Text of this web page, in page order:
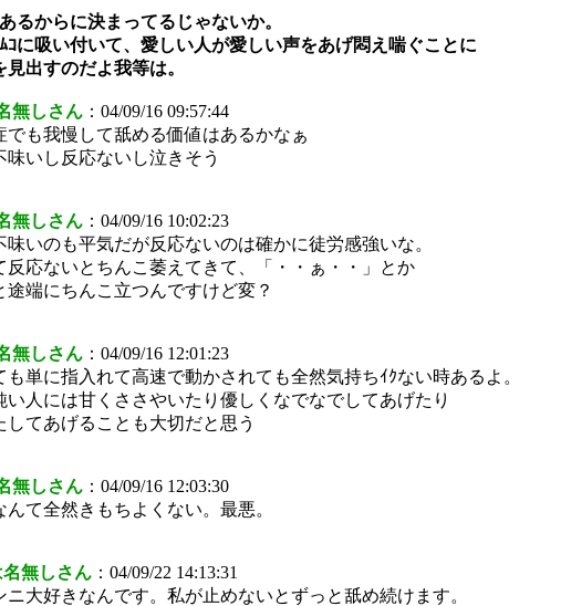
るからに決まってるじゃないか。
ｺに吸い付いて、愛しい人が愛しい声をあげ悶え喘ぐことに
出すのだよ我等は。
無しさん ：04/09/16 09:57:44
でも我慢して舐める価値はあるかなぁ
味いし反応ないし泣きそう
無しさん ：04/09/16 10:02:23
味いのも平気だが反応ないのは確かに徒労感強いな。
反応ないとちんこ萎えてきて、「・・ぁ・・」とか
途端にちんこ立つんですけど変？
無しさん ：04/09/16 12:01:23
も単に指入れて高速で動かされても全然気持ちｲｸない時あるよ。
い人には甘くささやいたり優しくなでなでしてあげたり
してあげることも大切だと思う
無しさん ：04/09/16 12:03:30
て全然きもちよくない。最悪。
無しさん ：04/09/22 14:13:31
ニ大好きなんです。私が止めないとずっと舐め続けます。